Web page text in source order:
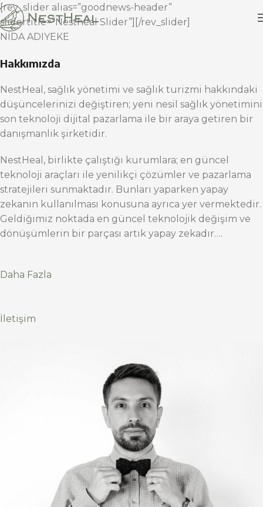
[rev_slider alias=”goodnews-header”
slidertitle=”Nestheal Slider”][/rev_slider]
NİDA ADIYEKE
Hakkımızda
NestHeal, sağlık yönetimi ve sağlık turizmi hakkındaki
düşüncelerinizi değiştiren; yeni nesil sağlık yönetimini
son teknoloji dijital pazarlama ile bir araya getiren bir
danışmanlık şirketidir.
NestHeal, birlikte çalıştığı kurumlara; en güncel
teknoloji araçları ile yenilikçi çözümler ve pazarlama
stratejileri sunmaktadır. Bunları yaparken yapay
zekanın kullanılması konusuna ayrıca yer vermektedir.
Geldiğimiz noktada en güncel teknolojik değişim ve
dönüşümlerin bir parçası artık yapay zekadır….
Daha Fazla
İletişim